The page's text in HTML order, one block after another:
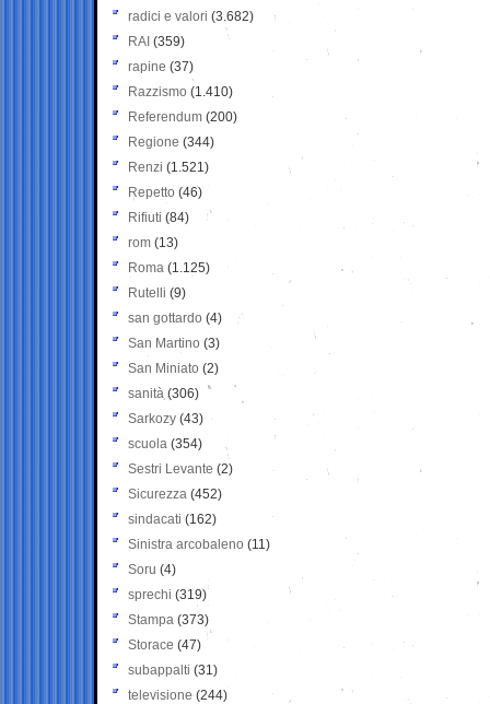
radici e valori (3.682)
RAI (359)
rapine (37)
Razzismo (1.410)
Referendum (200)
Regione (344)
Renzi (1.521)
Repetto (46)
Rifiuti (84)
rom (13)
Roma (1.125)
Rutelli (9)
san gottardo (4)
San Martino (3)
San Miniato (2)
sanità (306)
Sarkozy (43)
scuola (354)
Sestri Levante (2)
Sicurezza (452)
sindacati (162)
Sinistra arcobaleno (11)
Soru (4)
sprechi (319)
Stampa (373)
Storace (47)
subappalti (31)
televisione(244)